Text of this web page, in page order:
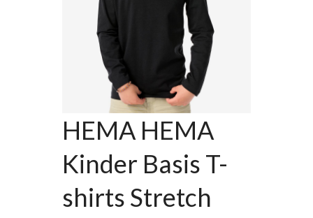
HEMA HEMA
Kinder Basis T-
shirts Stretch